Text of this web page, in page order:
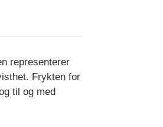
representerer
Frykten for
til og med